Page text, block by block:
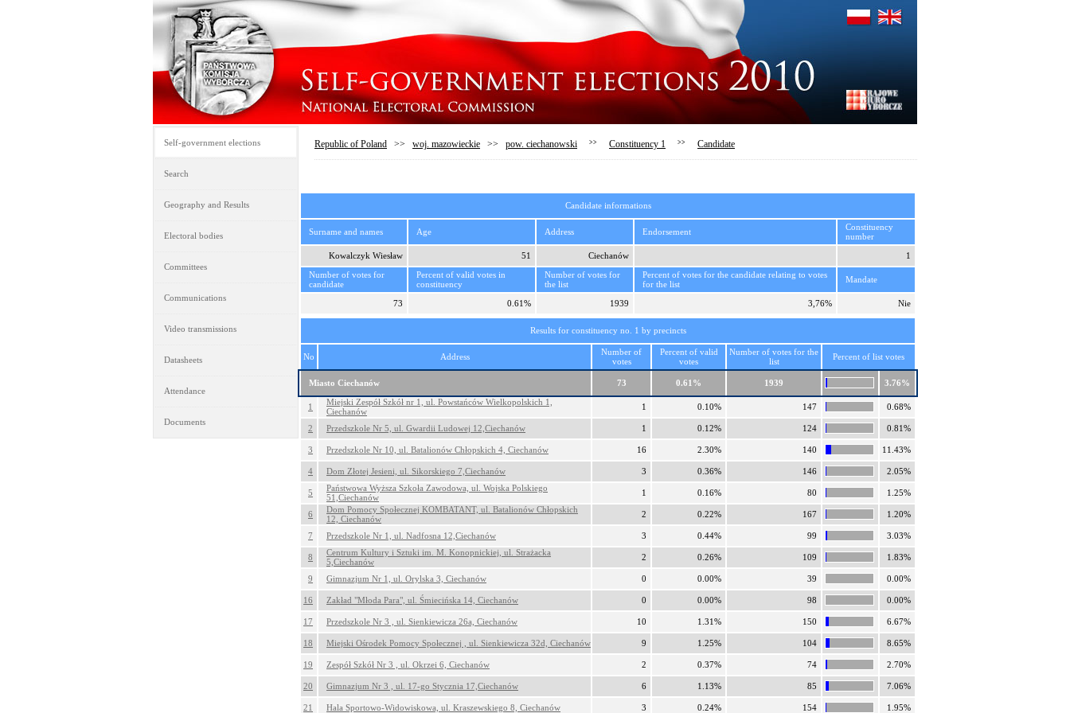
Self-government elections
Search
Geography and Results
Electoral bodies
Committees
Communications
Video transmissions
Datasheets
Attendance
Documents
Republic of Poland >> woj. mazowieckie >> pow. ciechanowski >> Constituency 1 >> Candidate
Candidate informations
Surname and names Age Address Endorsement
Constituency
number
Kowalczyk Wiesław
51 Ciechanów
1
Number of votes for
candidate
Percent of valid votes in
constituency
Number of votes for
the list
Percent of votes for the candidate relating to votes
for the list
Mandate
73 0.61% 1939 3,76% Nie
Results for constituency no. 1 by precincts
No Address
Number of
votes
Percent of valid
votes
Number of votes for the
list
Percent of list votes
Miasto Ciechanów 73 0.61% 1939 3.76%
1
Miejski Zespół Szkół nr 1, ul. Powstańców Wielkopolskich 1,
Ciechanów
1 0.10% 147 0.68%
2 Przedszkole Nr 5, ul. Gwardii Ludowej 12,Ciechanów 1 0.12% 124 0.81%
3 Przedszkole Nr 10, ul. Batalionów Chłopskich 4, Ciechanów 16 2.30% 140 11.43%
4 Dom Złotej Jesieni, ul. Sikorskiego 7,Ciechanów 3 0.36% 146 2.05%
5
Państwowa Wyższa Szkoła Zawodowa, ul. Wojska Polskiego
51,Ciechanów
1 0.16% 80 1.25%
6
Dom Pomocy Społecznej KOMBATANT, ul. Batalionów Chłopskich
12, Ciechanów
2 0.22% 167 1.20%
7 Przedszkole Nr 1, ul. Nadfosna 12,Ciechanów 3 0.44% 99 3.03%
8
Centrum Kultury i Sztuki im. M. Konopnickiej, ul. Strażacka
5,Ciechanów
2 0.26% 109 1.83%
9 Gimnazjum Nr 1, ul. Orylska 3, Ciechanów 0 0.00% 39 0.00%
16 Zakład "Młoda Para", ul. Śmiecińska 14, Ciechanów 0 0.00% 98 0.00%
17 Przedszkole Nr 3 , ul. Sienkiewicza 26a, Ciechanów 10 1.31% 150 6.67%
18 Miejski Ośrodek Pomocy Społecznej , ul. Sienkiewicza 32d, Ciechanów 9 1.25% 104 8.65%
19 Zespół Szkół Nr 3 , ul. Okrzei 6, Ciechanów 2 0.37% 74 2.70%
20 Gimnazjum Nr 3 , ul. 17-go Stycznia 17,Ciechanów 6 1.13% 85 7.06%
21 Hala Sportowo-Widowiskowa, ul. Kraszewskiego 8, Ciechanów 3 0.24% 154 1.95%